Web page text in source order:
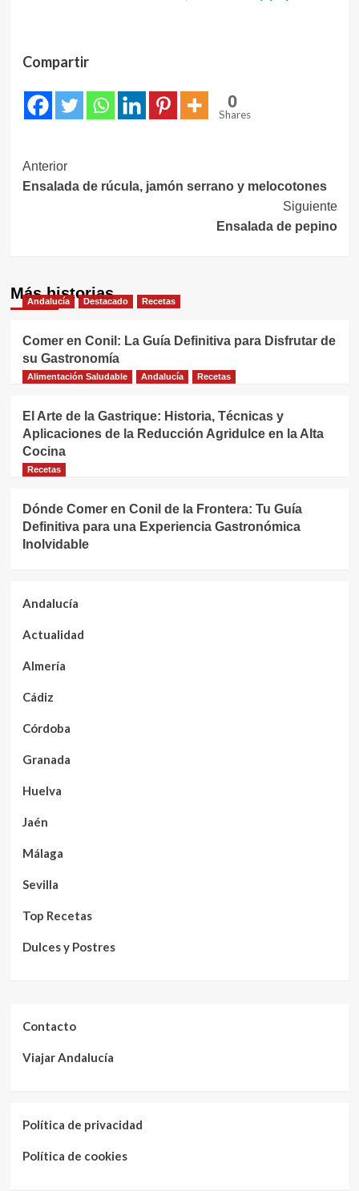
Compartir
0
Shares
Navegación
de
Anterior
Ensalada de rúcula, jamón serrano y melocotones
Siguiente
Ensalada de pepino
Más historias
Andalucía Destacado Recetas
Comer en Conil: La Guía Definitiva para Disfrutar de
su Gastronomía
Alimentación Saludable Andalucía Recetas
El Arte de la Gastrique: Historia, Técnicas y
Aplicaciones de la Reducción Agridulce en la Alta
Cocina
Recetas
Dónde Comer en Conil de la Frontera: Tu Guía
Definitiva para una Experiencia Gastronómica
Inolvidable
Andalucía
Actualidad
Almería
Cádiz
Córdoba
Granada
Huelva
Jaén
Málaga
Sevilla
Top Recetas
Dulces y Postres
Contacto
Viajar Andalucía
Política de privacidad
Política de cookies